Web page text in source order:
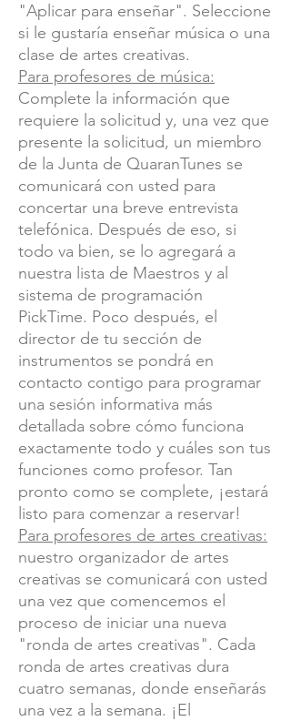
"Aplicar para enseñar". Seleccione
si le gustaría enseñar música o una
clase de artes creativas.
Para profesores de música:
Complete la información que
requiere la solicitud y, una vez que
presente la solicitud, un miembro
de la Junta de QuaranTunes se
comunicará con usted para
concertar una breve entrevista
telefónica. Después de eso, si
todo va bien, se lo agregará a
nuestra lista de Maestros y al
sistema de programación
PickTime. Poco después, el
director de tu sección de
instrumentos se pondrá en
contacto contigo para programar
una sesión informativa más
detallada sobre cómo funciona
exactamente todo y cuáles son tus
funciones como profesor. Tan
pronto como se complete, ¡estará
listo para comenzar a reservar!
Para profesores de artes creativas:
nuestro organizador de artes
creativas se comunicará con usted
una vez que comencemos el
proceso de iniciar una nueva
"ronda de artes creativas". Cada
ronda de artes creativas dura
cuatro semanas, donde enseñarás
una vez a la semana. ¡El